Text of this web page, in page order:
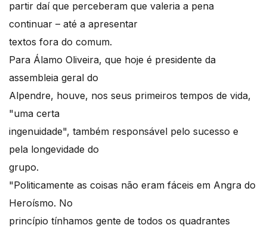
partir daí que perceberam que valeria a pena
continuar – até a apresentar
textos fora do comum.
Para Álamo Oliveira, que hoje é presidente da
assembleia geral do
Alpendre, houve, nos seus primeiros tempos de vida,
"uma certa
ingenuidade", também responsável pelo sucesso e
pela longevidade do
grupo.
"Politicamente as coisas não eram fáceis em Angra do
Heroísmo. No
princípio tínhamos gente de todos os quadrantes